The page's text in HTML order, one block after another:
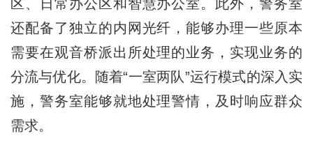
区、日常办公区和智慧办公室。此外，警务室
还配备了独立的内网光纤，能够办理一些原本
需要在观音桥派出所处理的业务，实现业务的
分流与优化。随着“一室两队”运行模式的深入实
施，警务室能够就地处理警情，及时响应群众
需求。